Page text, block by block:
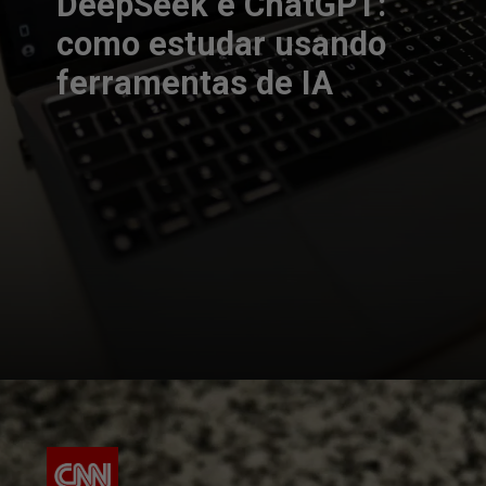
como estudar usando
ferramentas de IA